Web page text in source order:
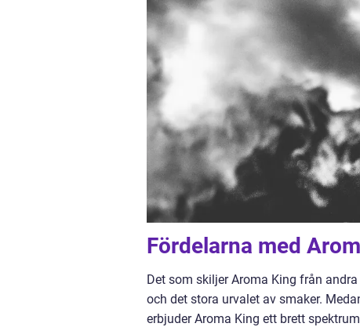
Fördelarna med
Det som skiljer Aroma King från
och det stora urvalet av smaker.
erbjuder Aroma King ett brett